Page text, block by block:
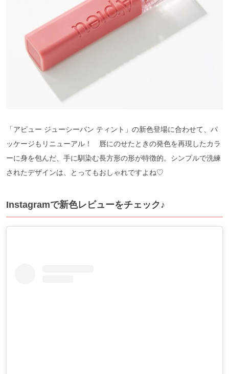
「アピュー ジューシーパン ティント」の新色登場に合わせて、パ
ッケージもリニューアル！ 唇にのせたときの発色を再現したカラ
ーに身を包んだ、手に馴染む長方形の形が特徴的。シンプルで洗練
されたデザインは、とってもおしゃれですよね♡
Instagramで新色レビューをチェック♪